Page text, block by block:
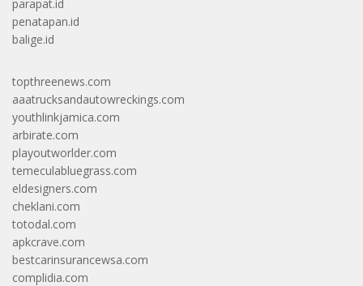
parapat.id
penatapan.id
balige.id
topthreenews.com
aaatrucksandautowreckings.com
youthlinkjamica.com
arbirate.com
playoutworlder.com
temeculabluegrass.com
eldesigners.com
cheklani.com
totodal.com
apkcrave.com
bestcarinsurancewsa.com
complidia.com